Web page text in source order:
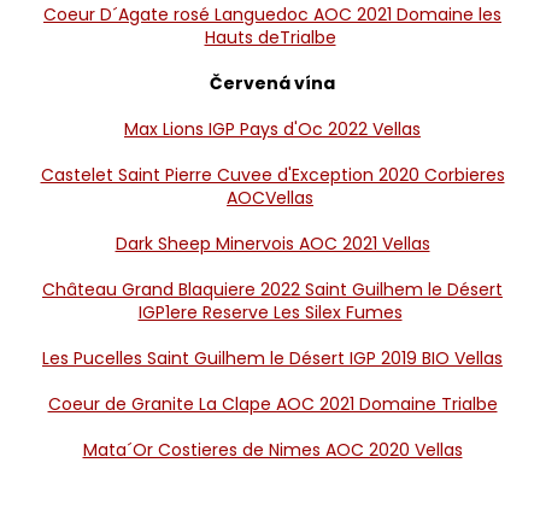
Coeur D´Agate rosé Languedoc AOC 2021 Domaine les
Hauts deTrialbe
Červená vína
Max Lions IGP Pays d'Oc 2022 Vellas
Castelet Saint Pierre Cuvee d'Exception 2020 Corbieres
AOCVellas
Dark Sheep Minervois AOC 2021 Vellas
Château Grand Blaquiere 2022 Saint Guilhem le Désert
IGP1ere Reserve Les Silex Fumes
Les Pucelles Saint Guilhem le Désert IGP 2019 BIO Vellas
Coeur de Granite La Clape AOC 2021 Domaine Trialbe
Mata´Or Costieres de Nimes AOC 2020 Vellas